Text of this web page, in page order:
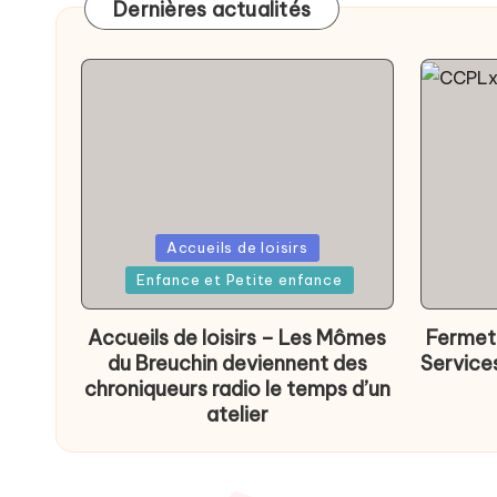
Dernières actualités
Accueils de loisirs
Enfance et Petite enfance
Accueils de loisirs – Les Mômes
du Breuchin deviennent des
chroniqueurs radio le temps d’un
atelier
in